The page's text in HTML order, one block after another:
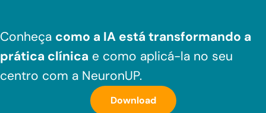
Conheça como a IA está transformando a
prática clínica e como aplicá-la no seu
centro com a NeuronUP.
Download